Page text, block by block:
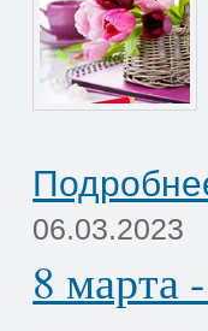
06.03.2023
8 марта